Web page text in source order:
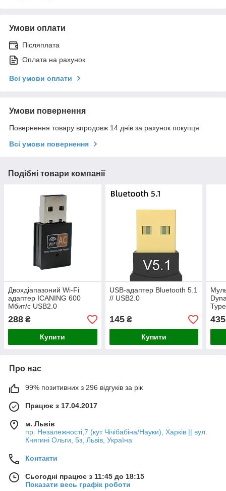
Умови оплати
Післяплата
Оплата на рахунок
Всі умови оплати
Умови повернення
Повернення товару впродовж 14 днів за рахунок покупця
Всі умови повернення
Подібні товари компанії
Двохдіапазоний Wi-Fi
адаптер ICANING 600
Мбит/с USB2.0
288 ₴
Купити
USB-адаптер Bluetooth 5.1
// USB2.0
145₴
Купити
435
Про нас
99% позитивних з 296 відгуків за рік
Працює з 17.04.2017
м. Львів
пр. Незалежності,7 (кут Чічібабіна/Науки), Харків || вул.
Княгині Ольги, 5з, Львів, Україна
Контакти
Сьогодні працює з 11:45 до 18:15
Показати весь графік роботи